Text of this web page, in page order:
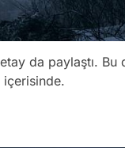
da paylaştı.
içerisinde.